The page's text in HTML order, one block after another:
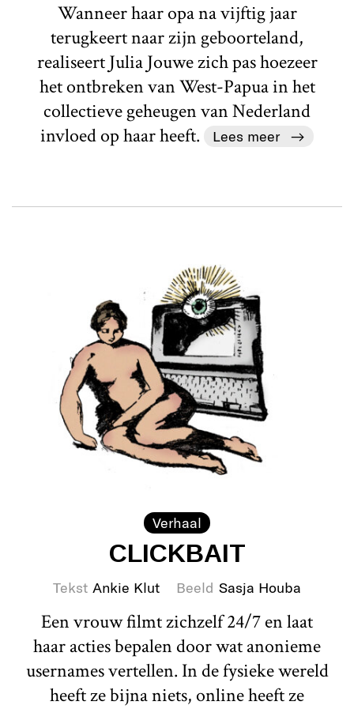
Wanneer haar opa na vijftig jaar
terugkeert naar zijn geboorteland,
realiseert Julia Jouwe zich pas hoezeer
het ontbreken van West-Papua in het
collectieve geheugen van Nederland
invloed op haar heeft.
Lees meer
Verhaal
CLICKBAIT
Tekst Ankie Klut Beeld Sasja Houba
Een vrouw filmt zichzelf 24/7 en laat
haar acties bepalen door wat anonieme
usernames vertellen. In de fysieke wereld
heeft ze bijna niets, online heeft ze